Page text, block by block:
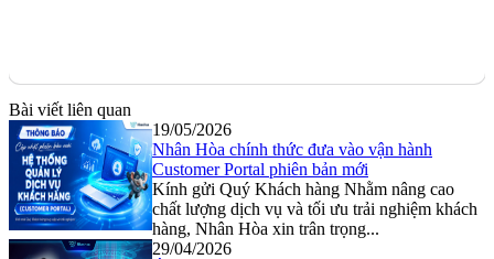
Bài viết liên quan
19/05/2026
Nhân Hòa chính thức đưa vào vận hành
Customer Portal phiên bản mới
Kính gửi Quý Khách hàng Nhằm nâng cao
chất lượng dịch vụ và tối ưu trải nghiệm khách
hàng, Nhân Hòa xin trân trọng...
29/04/2026